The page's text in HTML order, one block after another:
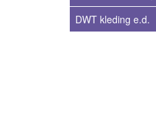
DWT kleding e.d.